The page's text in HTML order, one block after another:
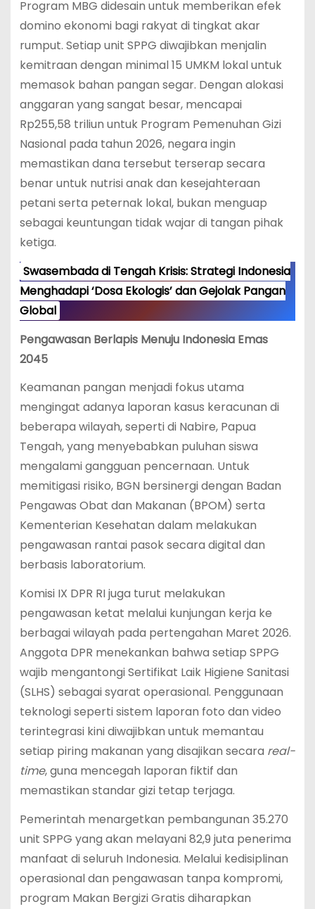
Program MBG didesain untuk memberikan efek
domino ekonomi bagi rakyat di tingkat akar
rumput. Setiap unit SPPG diwajibkan menjalin
kemitraan dengan minimal 15 UMKM lokal untuk
memasok bahan pangan segar. Dengan alokasi
anggaran yang sangat besar, mencapai
Rp255,58 triliun untuk Program Pemenuhan Gizi
Nasional pada tahun 2026, negara ingin
memastikan dana tersebut terserap secara
benar untuk nutrisi anak dan kesejahteraan
petani serta peternak lokal, bukan menguap
sebagai keuntungan tidak wajar di tangan pihak
ketiga.
Swasembada di Tengah Krisis: Strategi Indonesia
Menghadapi ‘Dosa Ekologis’ dan Gejolak Pangan
Global
Pengawasan Berlapis Menuju Indonesia Emas
2045
Keamanan pangan menjadi fokus utama
mengingat adanya laporan kasus keracunan di
beberapa wilayah, seperti di Nabire, Papua
Tengah, yang menyebabkan puluhan siswa
mengalami gangguan pencernaan. Untuk
memitigasi risiko, BGN bersinergi dengan Badan
Pengawas Obat dan Makanan (BPOM) serta
Kementerian Kesehatan dalam melakukan
pengawasan rantai pasok secara digital dan
berbasis laboratorium.
Komisi IX DPR RI juga turut melakukan
pengawasan ketat melalui kunjungan kerja ke
berbagai wilayah pada pertengahan Maret 2026.
Anggota DPR menekankan bahwa setiap SPPG
wajib mengantongi Sertifikat Laik Higiene Sanitasi
(SLHS) sebagai syarat operasional. Penggunaan
teknologi seperti sistem laporan foto dan video
terintegrasi kini diwajibkan untuk memantau
setiap piring makanan yang disajikan secara real-
time, guna mencegah laporan fiktif dan
memastikan standar gizi tetap terjaga.
Pemerintah menargetkan pembangunan 35.270
unit SPPG yang akan melayani 82,9 juta penerima
manfaat di seluruh Indonesia. Melalui kedisiplinan
operasional dan pengawasan tanpa kompromi,
program Makan Bergizi Gratis diharapkan